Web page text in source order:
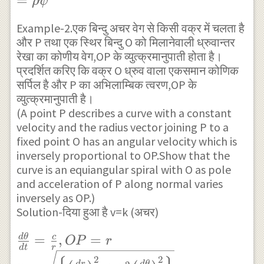
}^{
\rho
d\psi
.\frac
{ dt }
{
\rho
\dot {
\psi }
\right)
}^{ 2
} }{
\rho }
\\ ={
\rho
\dot {
\psi }
}^{ 2
Example-2.एक बिन्दु अचर वेग से किसी वक्र में चलता है
और P तथा एक स्थिर बिन्दु O को मिलानेवाली ध्रुवान्तर
रेखा का कोणीय वेग,OP के व्युत्क्रमानुपाती होता है।
प्रदर्शित करिए कि वक्र O ध्रुव वाला एकसमान कोणिक
सर्पिल है और P का अभिलाम्बिक त्वरण,OP के
व्युत्क्रमानुपाती है।
(A point P describes a curve with a constant
velocity and the radius vector joining P to a
fixed point O has an angular velocity which is
inversely proportional to OP.Show that the
curve is an equiangular spiral with O as pole
and acceleration of P along normal varies
inversely as OP.)
Solution-दिया हुआ है v=k (अचर)
\frac {
d\theta }{
dt
dθ = r
c , OP = r
2 2